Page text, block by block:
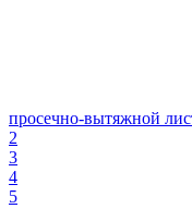
просечно-вытяжной
2
3
4
5